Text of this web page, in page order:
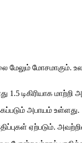
மோசமாகும்.
டிகிரியாக மாற்றி
அபாயம் உள்ளது.
ஏற்படும்.